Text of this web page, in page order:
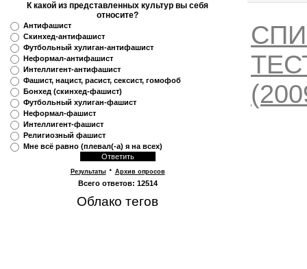
К какой из представленных культур вы себя
относите?
Антифашист
Скинхед-антифашист
Футбольный хулиган-антифашист
Неформал-антифашист
Интеллигент-антифашист
Фашист, нацист, расист, сексист, гомофоб
Бонхед (скинхед-фашист)
Футбольный хулиган-фашист
Неформал-фашист
Интеллигент-фашист
Религиозный фашист
Мне всё равно (плевал(-а) я на всех)
Результаты · Архив опросов
Всего ответов: 12514
Облако тегов